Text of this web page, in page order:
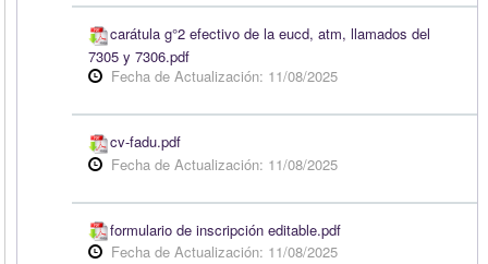
carátula g°2 efectivo de la eucd, atm, llamados del
7305 y 7306.pdf
Fecha de Actualización: 11/08/2025
cv-fadu.pdf
Fecha de Actualización: 11/08/2025
formulario de inscripción editable.pdf
Fecha de Actualización: 11/08/2025